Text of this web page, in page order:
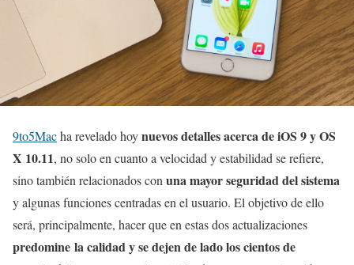
9to5Macha revelado hoynuevos detalles acerca de iOS 9 y OS
X 10.11, no solo en cuanto a velocidad y estabilidad se refiere,
sino también relacionados con una mayor seguridad del sistema
y algunas funciones centradas en el usuario. El objetivo de ello
será, principalmente, hacer que en estas dos actualizaciones
predomine la calidad y se dejen de lado los cientos de